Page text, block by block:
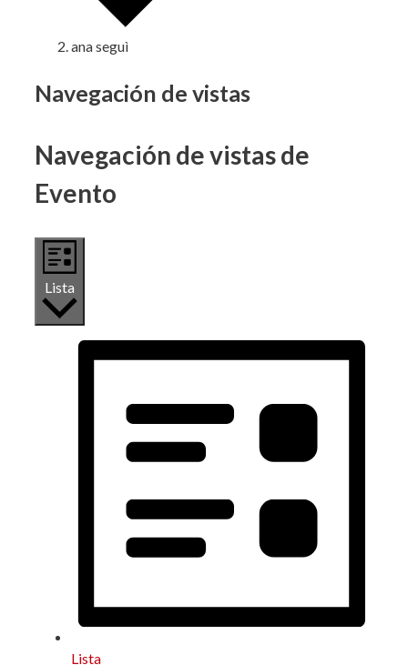
ana seguì
Eventos
Navegación de vistas
Navegación de vistas de
Evento
Lista
Lista